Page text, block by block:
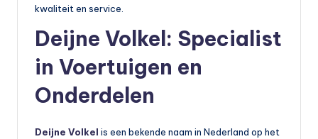
kwaliteit en service.
Deijne Volkel: Specialist
in Voertuigen en
Onderdelen
Deijne Volkel is een bekende naam in Nederland op het